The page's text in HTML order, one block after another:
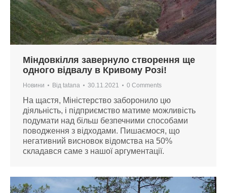
Міндовкілля завернуло створення ще
одного відвалу в Кривому Розі!
Новини Від tatana 30.11.2021 0 Comments
На щастя, Міністерство заборонило цю
діяльність, і підприємство матиме можливість
подумати над більш безпечними способами
поводження з відходами. Пишаємося, що
негативний висновок відомства на 50%
складався саме з нашої аргументації.